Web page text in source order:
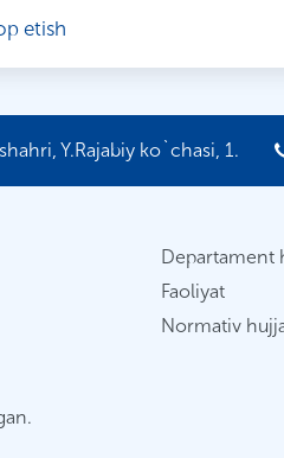
etish
Y.Rajabiy ko`chasi, 1.
Departament
Faoliyat
Normativ